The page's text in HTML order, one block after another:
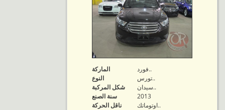
الماركة
فورد..
النوع
تورس..
شكل المركبة
سيدان..
سنة الصنع
2013
ناقل الحركة
اوتوماتك..